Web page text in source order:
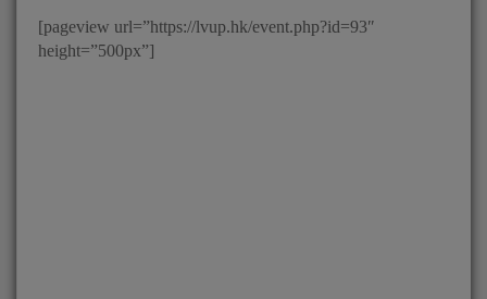
[pageview url=”https://lvup.hk/event.php?id=93″
height=”500px”]